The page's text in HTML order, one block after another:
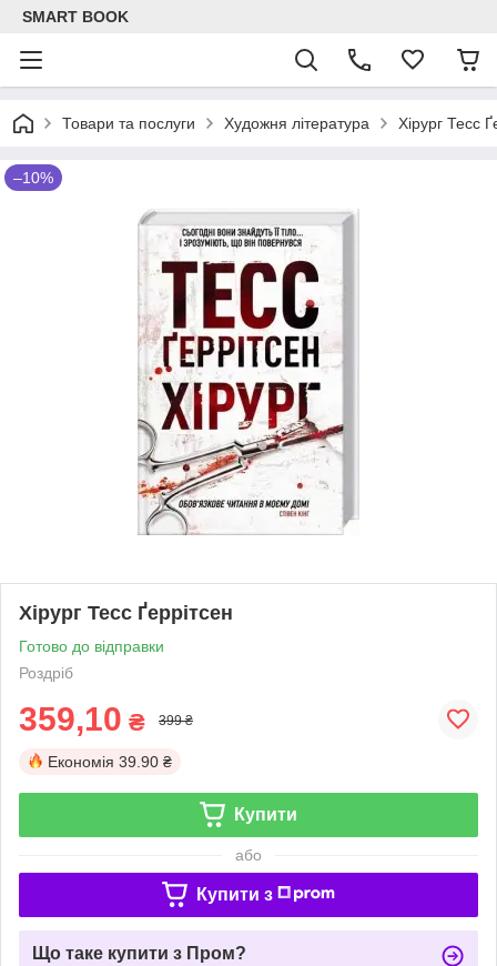
SMART BOOK
Товари та послуги Художня література Хірург Тесс
–10%
Хірург Тесс Ґеррітсен
Готово до відправки
Роздріб
359,10 ₴ 399 ₴
Економія 39.90 ₴
Купити
або
Купити з
Що таке купити з Пром?